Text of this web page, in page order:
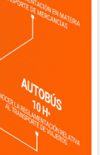
36 horas*
h*)